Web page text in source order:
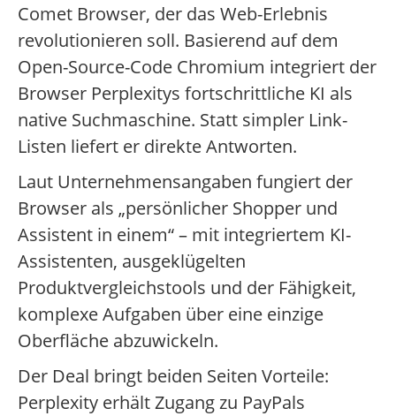
Comet Browser, der das Web-Erlebnis
revolutionieren soll. Basierend auf dem
Open-Source-Code Chromium integriert der
Browser Perplexitys fortschrittliche KI als
native Suchmaschine. Statt simpler Link-
Listen liefert er direkte Antworten.
Laut Unternehmensangaben fungiert der
Browser als „persönlicher Shopper und
Assistent in einem“ – mit integriertem KI-
Assistenten, ausgeklügelten
Produktvergleichstools und der Fähigkeit,
komplexe Aufgaben über eine einzige
Oberfläche abzuwickeln.
Der Deal bringt beiden Seiten Vorteile:
Perplexity erhält Zugang zu PayPals